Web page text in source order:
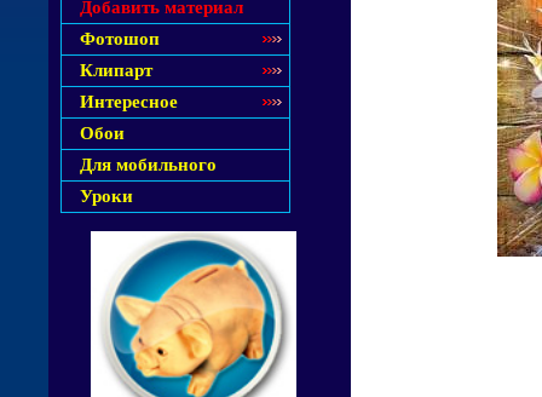
Добавить материал
Фотошоп
Клипарт
Интересное
Обои
Для мобильного
Уроки